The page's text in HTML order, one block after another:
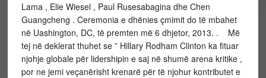
Lama , Elie Wiesel , Paul Rusesabagina dhe Chen
Guangcheng . Ceremonia e dhënies çmimit do të mbahet
në Uashington, DC, të premten më 6 dhjetor, 2013. . Më
tej në deklerat thuhet se ” Hillary Rodham Clinton ka fituar
njohje globale për lidershipin e saj në shumë arena kritike ,
por ne jemi veçanërisht krenarë për të njohur kontributet e